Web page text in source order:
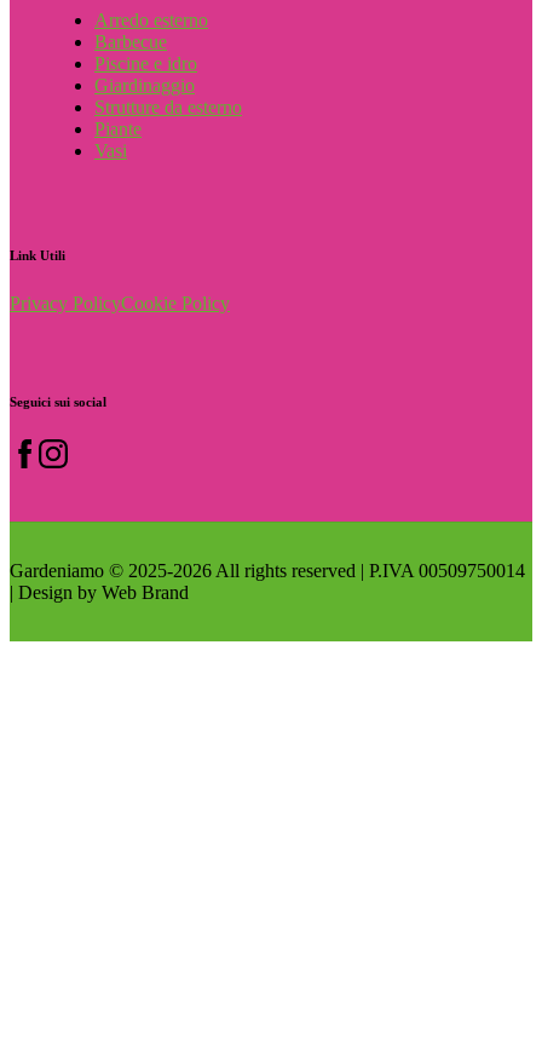
Arredo esterno
Barbecue
Piscine e idro
Giardinaggio
Strutture da esterno
Piante
Vasi
Link Utili
Privacy PolicyCookie Policy
Seguici sui social
Gardeniamo © 2025-2026 All rights reserved | P.IVA 00509750014
| Design by Web Brand